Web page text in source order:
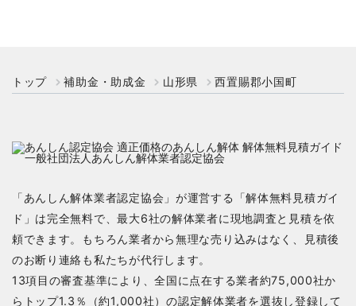
トップ 補助金・助成金 山形県 西置賜郡小国町
「あんしん解体業者認定協会」が運営する「解体無料見積ガイ
ド」は完全無料で、最大6社の解体業者に現地調査と見積を依
頼できます。もちろん業者から無理な売り込みはなく、見積後
のお断り連絡も私たちが代行します。
13項目の審査基準により、全国に点在する業者約75,000社か
らトップ1.3％（約1,000社）の認定解体業者を選抜し登録して